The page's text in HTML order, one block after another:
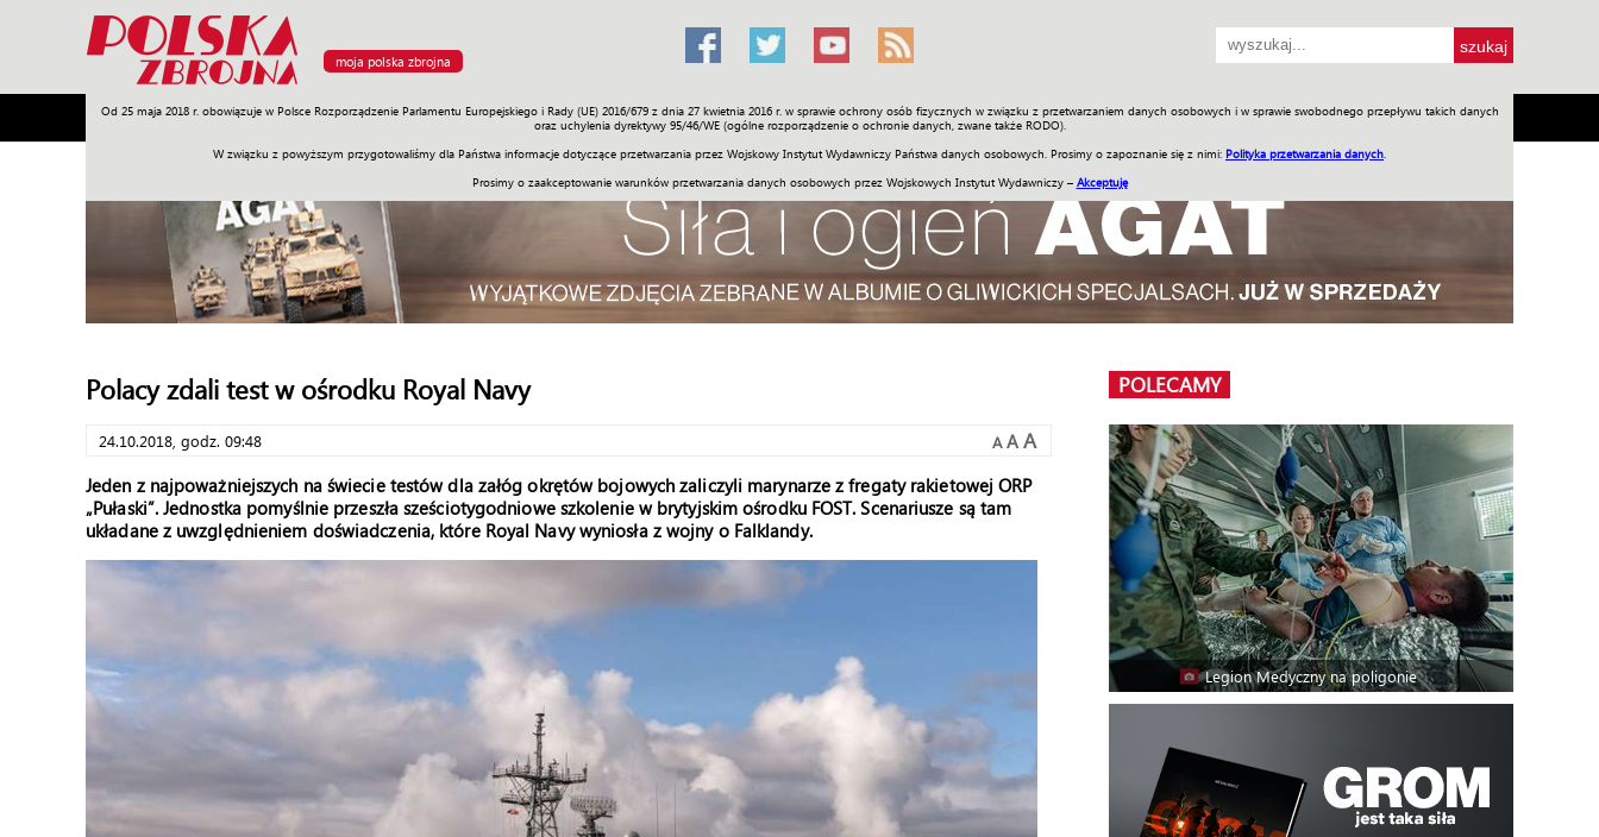
moja polska zbrojna
Od 25 maja 2018 r. obowiązuje w Polsce Rozporządzenie Parlamentu Europejskiego i Rady (UE) 2016/679 z dnia 27 kwietnia 2016 r. w sprawie ochrony osób fizycznych w związku z przetwarzaniem danych osobowych i w sprawie swobodnego przepływu takich danych
oraz uchylenia dyrektywy 95/46/WE (ogólne rozporządzenie o ochronie danych, zwane także RODO).
W związku z powyższym przygotowaliśmy dla Państwa informacje dotyczące przetwarzania przez Wojskowy Instytut Wydawniczy Państwa danych osobowych. Prosimy o zapoznanie się z nimi: Polityka przetwarzania danych
Prosimy o zaakceptowanie warunków przetwarzania danych osobowych przez Wojskowych Instytut Wydawniczy – Akceptuję
Armia Poligon Sprzęt Misje Polityka Prawo Świat Społeczność Sport Historia Galerie Wideo ENGLISH SKLEP Jednodniówki Praca w WIW
Polacy zdali test w ośrodku Royal Navy
24.10.2018, godz. 09:48 A A A
Jeden z najpoważniejszych na świecie testów dla załóg okrętów bojowych zaliczyli marynarze z fregaty rakietowej ORP
„Pułaski”. Jednostka pomyślnie przeszła sześciotygodniowe szkolenie w brytyjskim ośrodku FOST. Scenariusze są tam
układane z uwzględnieniem doświadczenia, które Royal Navy wyniosła z wojny o Falklandy.
POLECAMY
Legion Medyczny na poligonie